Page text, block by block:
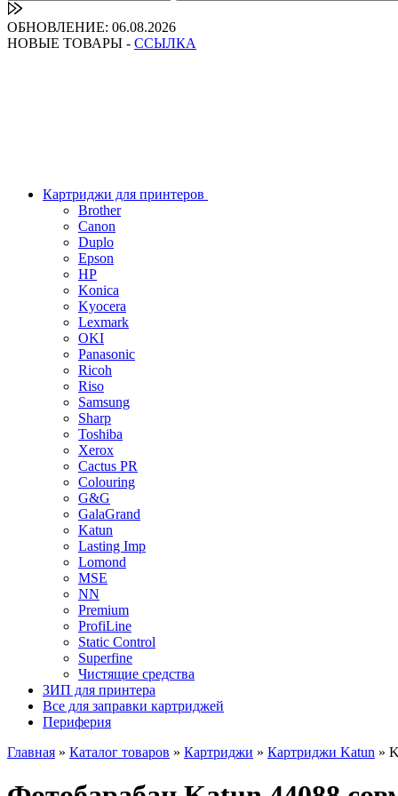
ОБНОВЛЕНИЕ: 06.08.2026
НОВЫЕ ТОВАРЫ - ССЫЛКА
Картриджи для принтеров
Brother
Canon
Duplo
Epson
HP
Konica
Kyocera
Lexmark
OKI
Panasonic
Ricoh
Riso
Samsung
Sharp
Toshiba
Xerox
Cactus PR
Colouring
G&G
GalaGrand
Katun
Lasting Imp
Lomond
MSE
NN
Premium
ProfiLine
Static Control
Superfine
Чистящие средства
ЗИП для принтера
Все для заправки картриджей
Периферия
Главная » Каталог товаров » Картриджи » Картриджи Katun »